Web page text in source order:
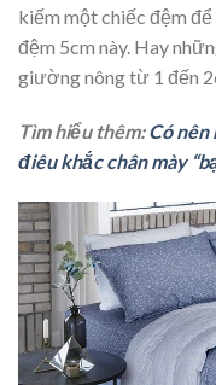
kiếm một chiếc đệm
đệm 5cm này. Hay
giường nông từ 1 đến
Tìm hiểu thêm:Có nên
điêu khắc chân mày